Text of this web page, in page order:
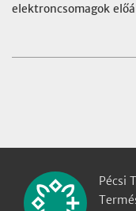
elektroncsomagok
Pécsi